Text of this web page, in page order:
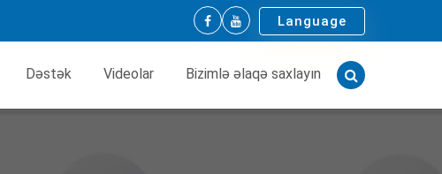
Language
Dəstək Videolar Bizimlə əlaqə saxlayın